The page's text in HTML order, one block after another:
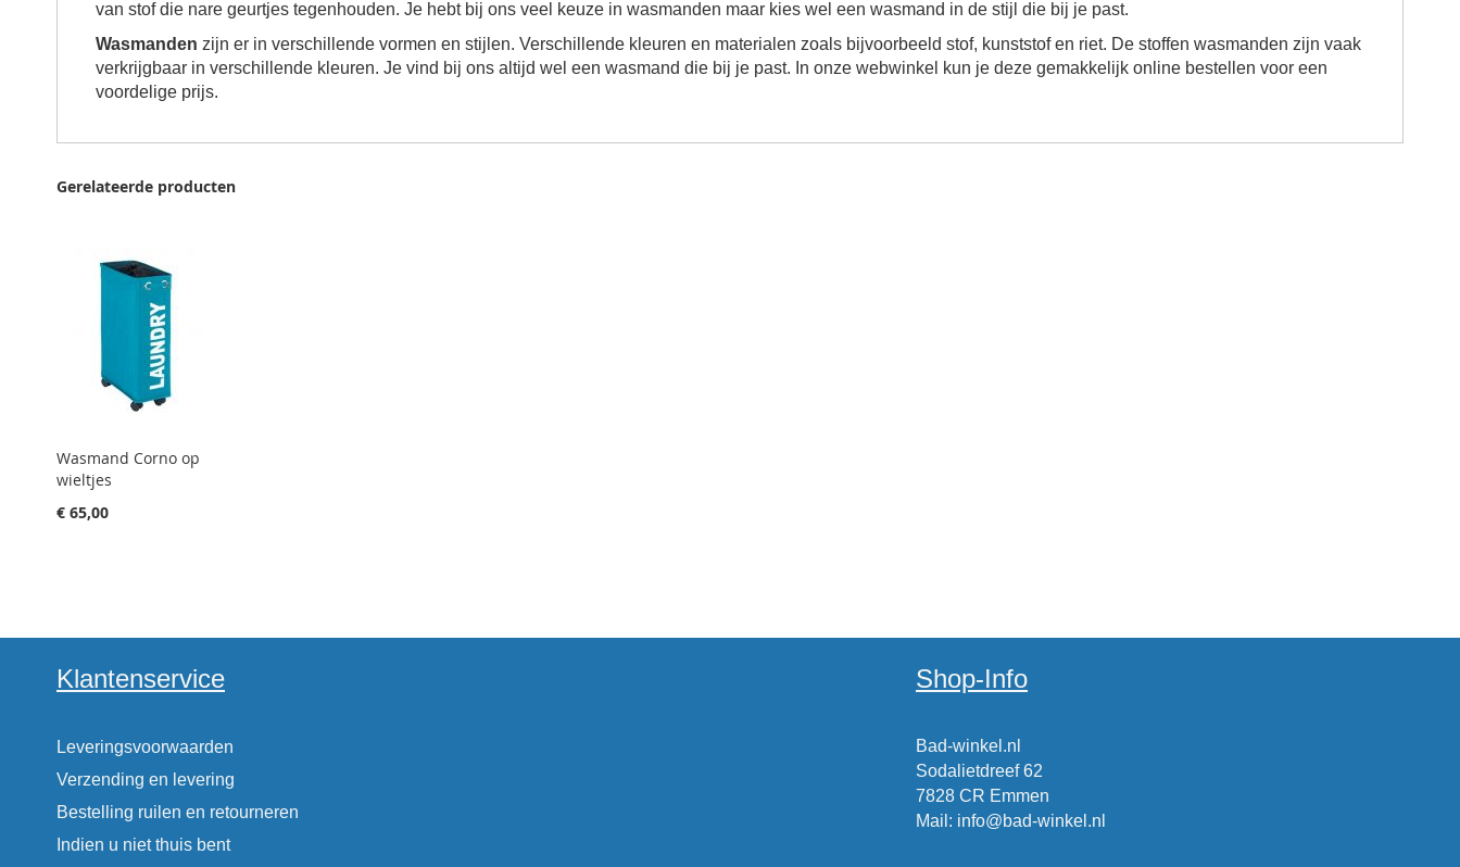
van stof die nare geurtjes tegenhouden. Je hebt bij ons veel keuze in wasmanden maar kies wel een wasmand in de stijl die bij je past.
Wasmanden zijn er in verschillende vormen en stijlen. Verschillende kleuren en materialen zoals bijvoorbeeld stof, kunststof en riet. De stoffen wasmanden zijn vaak
verkrijgbaar in verschillende kleuren. Je vind bij ons altijd wel een wasmand die bij je past. In onze webwinkel kun je deze gemakkelijk online bestellen voor een
voordelige prijs.
Gerelateerde producten
Wasmand Corno op
wieltjes
€ 65,00
Klantenservice
Leveringsvoorwaarden
Verzending en levering
Bestelling ruilen en retourneren
Indien u niet thuis bent
Shop-Info
Bad-winkel.nl
Sodalietdreef 62
7828 CR Emmen
Mail : info@bad-winkel.nl